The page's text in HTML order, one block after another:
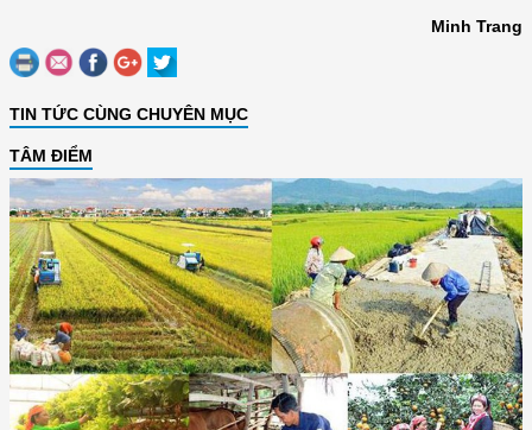
Minh Trang
TIN TỨC CÙNG CHUYÊN MỤC
TÂM ĐIỂM